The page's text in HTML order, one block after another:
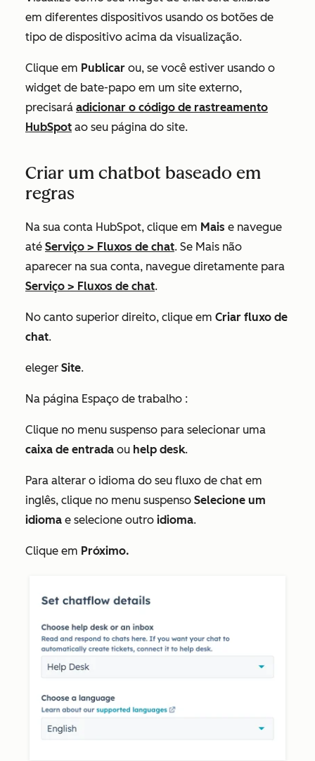
em diferentes dispositivos usando os botões de
tipo de dispositivo acima da visualização.
Clique em Publicar ou, se você estiver usando o
widget de bate-papo em um site externo,
precisará adicionar o código de rastreamento
HubSpot ao seu página do site.
Criar um chatbot baseado em
regras
Na sua conta HubSpot, clique em Mais e navegue
até Serviço > Fluxos de chat. Se Mais não
aparecer na sua conta, navegue diretamente para
Serviço > Fluxos de chat.
No canto superior direito, clique em Criar fluxo de
chat.
eleger Site.
Na página Espaço de trabalho :
Clique no menu suspenso para selecionar uma
caixa de entrada ou help desk.
Para alterar o idioma do seu fluxo de chat em
inglês, clique no menu suspenso Selecione um
idioma e selecione outro idioma.
Clique em Próximo.